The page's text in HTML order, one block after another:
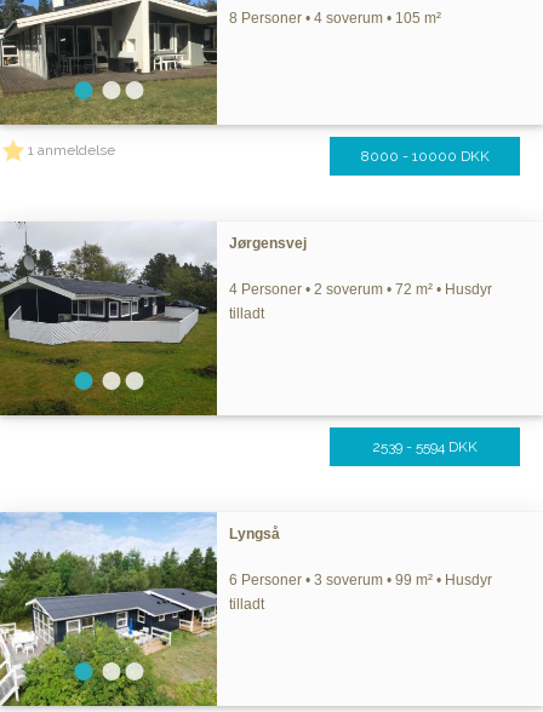
8 Personer • 4 soverum • 105 m²
1 anmeldelse 8000 - 10000 DKK
Jørgensvej
4 Personer • 2 soverum • 72 m² • Husdyr
tilladt
2539 - 5594 DKK
Lyngså
6 Personer • 3 soverum • 99 m² • Husdyr
tilladt